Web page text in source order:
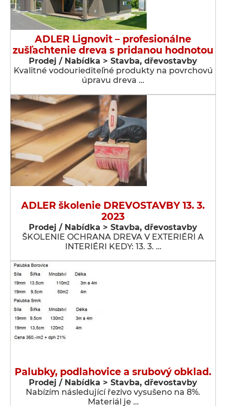
ADLER Lignovit – profesionálne
zušľachtenie dreva s pridanou hodnotou
Prodej / Nabídka > Stavba, dřevostavby
Kvalitné vodouriediteľné produkty na povrchovú
úpravu dreva …
ADLER školenie DREVOSTAVBY 13. 3.
2023
Prodej / Nabídka > Stavba, dřevostavby
ŠKOLENIE OCHRANA DREVA V EXTERIÉRI A
INTERIÉRI KEDY: 13. 3. …
Palubky, podlahovice a srubový obklad.
Prodej / Nabídka > Stavba, dřevostavby
Nabízím následující řezivo vysušeno na 8%.
Materiál je …